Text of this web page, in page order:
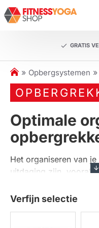
GRATIS
h
o
m
Opbergsystemen
Optimale
Het organiseren van
uitdaging zijn, vooral
opbergrekkenhoud je
om al je
Verfijn selectie